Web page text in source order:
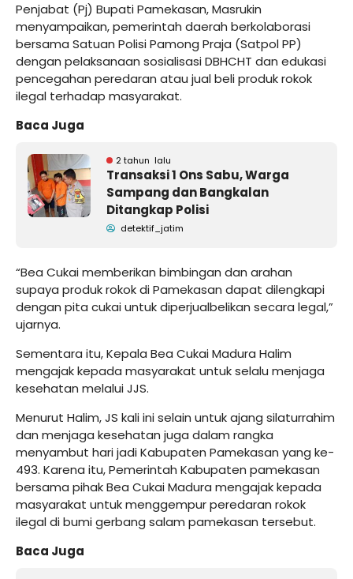
Penjabat (Pj) Bupati Pamekasan, Masrukin
menyampaikan, pemerintah daerah berkolaborasi
bersama Satuan Polisi Pamong Praja (Satpol PP)
dengan pelaksanaan sosialisasi DBHCHT dan edukasi
pencegahan peredaran atau jual beli produk rokok
ilegal terhadap masyarakat.
Baca Juga
2 tahun lalu
Transaksi 1 Ons Sabu, Warga
Sampang dan Bangkalan
Ditangkap Polisi
detektif_jatim
“Bea Cukai memberikan bimbingan dan arahan
supaya produk rokok di Pamekasan dapat dilengkapi
dengan pita cukai untuk diperjualbelikan secara legal,”
ujarnya.
Sementara itu, Kepala Bea Cukai Madura Halim
mengajak kepada masyarakat untuk selalu menjaga
kesehatan melalui JJS.
Menurut Halim, JS kali ini selain untuk ajang silaturrahim
dan menjaga kesehatan juga dalam rangka
menyambut hari jadi Kabupaten Pamekasan yang ke-
493. Karena itu, Pemerintah Kabupaten pamekasan
bersama pihak Bea Cukai Madura mengajak kepada
masyarakat untuk menggempur peredaran rokok
ilegal di bumi gerbang salam pamekasan tersebut.
Baca Juga